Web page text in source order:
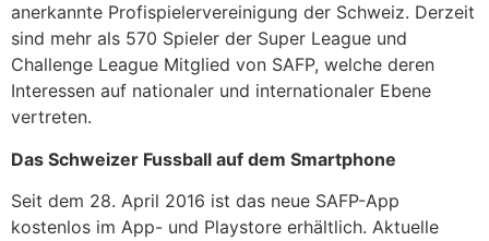
anerkannte Profispielervereinigung der Schweiz. Derzeit
sind mehr als 570 Spieler der Super League und
Challenge League Mitglied von SAFP, welche deren
Interessen auf nationaler und internationaler Ebene
vertreten.
Das Schweizer Fussball auf dem Smartphone
Seit dem 28. April 2016 ist das neue SAFP-App
kostenlos im App- und Playstore erhältlich. Aktuelle